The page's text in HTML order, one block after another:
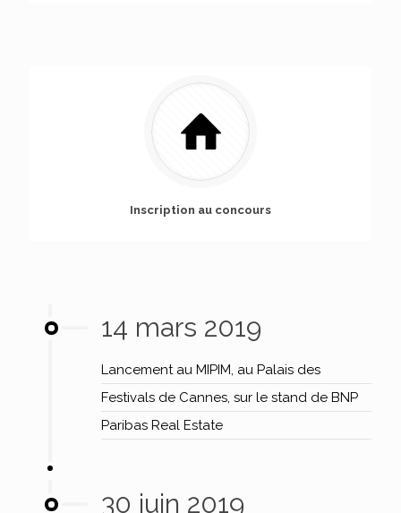
Inscription au concours
14 mars 2019
Lancement au MIPIM, au Palais des
Festivals de Cannes, sur le stand de BNP
Paribas Real Estate
30 juin 2019